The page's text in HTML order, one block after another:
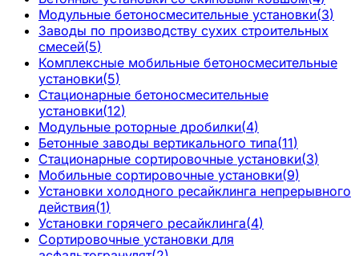
Модульные бетоносмесительные установки(3)
Заводы по производству сухих строительных
смесей(5)
Комплексные мобильные бетоносмесительные
установки(5)
Стационарные бетоносмесительные
установки(12)
Модульные роторные дробилки(4)
Бетонные заводы вертикального типа(11)
Стационарные сортировочные установки(3)
Мобильные сортировочные установки(9)
Установки холодного ресайклинга непрерывного
действия(1)
Установки горячего ресайклинга(4)
Сортировочные установки для